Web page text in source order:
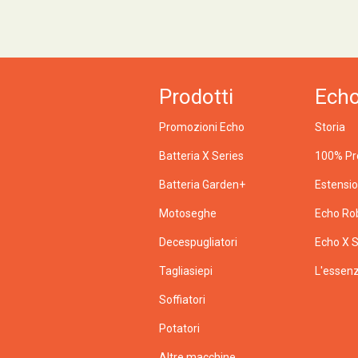
Prodotti
Promozioni Echo
Batteria X Series
Batteria Garden+
Motoseghe
Decespugliatori
Tagliasiepi
Soffiatori
Potatori
Storia
100%
Echo
Echo X